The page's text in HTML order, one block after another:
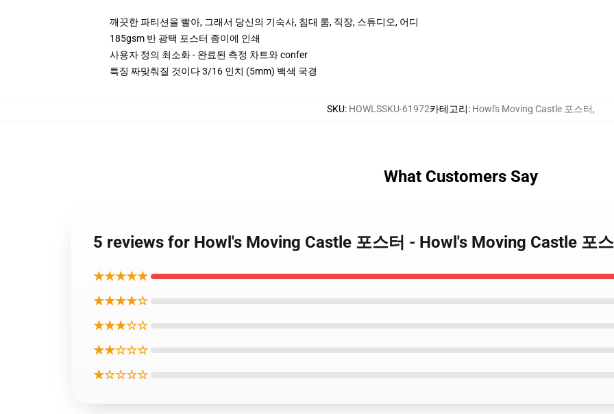
깨끗한 파티션을 빨아, 그래서 당신의 기숙사, 침대 룸, 직장, 스튜디오, 어디
185gsm 반 광택 포스터 종이에 인쇄
사용자 정의 최소화 - 완료된 측정 차트와 confer
특징 짜맞춰질 것이다 3/16 인치 (5mm) 백색 국경
SKU: HOWLSSKU-61972카테고리: Howl's Moving Castle 포스터,
What Customers Say
5 reviews for Howl's Moving Castle 포스터 - Howl's Moving Castle 포
★★★★★
★★★★☆
★★★☆☆
★★☆☆☆
★☆☆☆☆